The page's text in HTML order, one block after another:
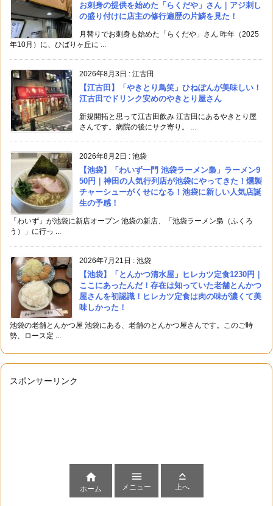
お刺身の提供を始めた「らくだや」さん｜アジ刺し
の盛り付けに店主の修行遍歴の片鱗を見た！
月替りでお刺身も始めた「らくだや」さん 昨年（2025
年10月）に、ひばりヶ丘に ...
2026年8月3日 : 江古田
【江古田】「やきとり鳥笑」ひねぽんが美味しい！
江古田でドリンク安めのやきとり屋さん
新規開拓と思って江古田飲み 江古田にあるやきとり屋
さんです。病院の後にサク寄り。 ...
2026年8月2日 : 池袋
【池袋】「わいず一門 池袋ラーメン梟」ラーメン9
50円｜神田の人気行列店が池袋にやってきた！燻製
チャーシューがくせになる！池袋に新しい人気店誕
生の予感！
「わいず」が池袋に新店オープン 池袋の新店、「池袋ラーメン梟（ふくろ
う）」に行っ ...
2026年7月21日 : 池袋
【池袋】「とんかつ清水屋」ヒレカツ定食1230円｜
ここにあったんだ！存在は知っていた老舗とんかつ
屋さんを初認識！ヒレカツ定食は肉の味が濃くて美
味しかった！
池袋の老舗とんかつ屋 池袋にある、老舗のとんかつ屋さんです。このご時
勢、ロース定 ...
スポンサーリンク

ホーム

メニュー

上へ